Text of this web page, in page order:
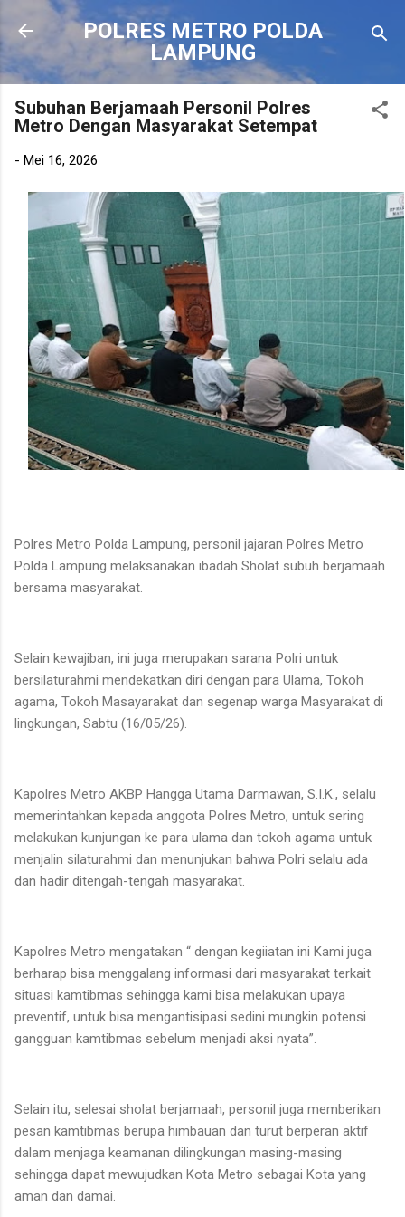
Langsung ke konten utama
POLRES METRO POLDA
LAMPUNG
Subuhan Berjamaah Personil Polres
Metro Dengan Masyarakat Setempat
- Mei 16, 2026
Polres Metro Polda Lampung, personil jajaran Polres Metro
Polda Lampung melaksanakan ibadah Sholat subuh berjamaah
bersama masyarakat.
Selain kewajiban, ini juga merupakan sarana Polri untuk
bersilaturahmi mendekatkan diri dengan para Ulama, Tokoh
agama, Tokoh Masayarakat dan segenap warga Masyarakat di
lingkungan, Sabtu (16/05/26).
Kapolres Metro AKBP Hangga Utama Darmawan, S.I.K., selalu
memerintahkan kepada anggota Polres Metro, untuk sering
melakukan kunjungan ke para ulama dan tokoh agama untuk
menjalin silaturahmi dan menunjukan bahwa Polri selalu ada
dan hadir ditengah-tengah masyarakat.
Kapolres Metro mengatakan “ dengan kegiiatan ini Kami juga
berharap bisa menggalang informasi dari masyarakat terkait
situasi kamtibmas sehingga kami bisa melakukan upaya
preventif, untuk bisa mengantisipasi sedini mungkin potensi
gangguan kamtibmas sebelum menjadi aksi nyata”.
Selain itu, selesai sholat berjamaah, personil juga memberikan
pesan kamtibmas berupa himbauan dan turut berperan aktif
dalam menjaga keamanan dilingkungan masing-masing
sehingga dapat mewujudkan Kota Metro sebagai Kota yang
aman dan damai.